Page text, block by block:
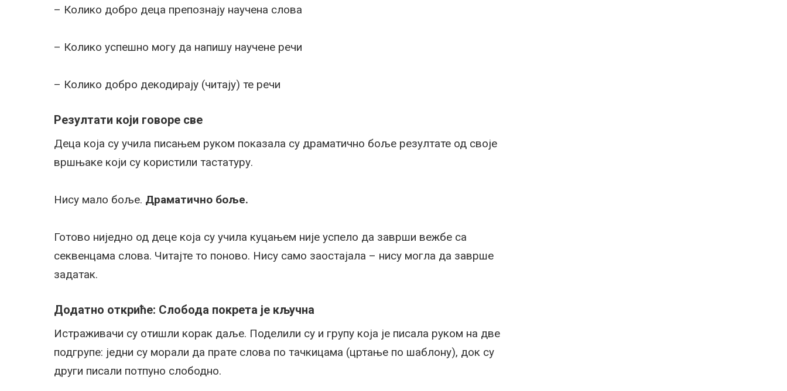
– Колико добро деца препознају научена слова
– Колико успешно могу да напишу научене речи
– Колико добро декодирају (читају) те речи
Резултати који говоре све
Деца која су учила писањем руком показала су драматично боље резултате од своје
вршњаке који су користили тастатуру.
Нису мало боље. Драматично боље.
Готово ниједно од деце која су учила куцањем није успело да заврши вежбе са
секвенцама слова. Читајте то поново. Нису само заостајала – нису могла да заврше
задатак.
Додатно откриће: Слобода покрета је кључна
Истраживачи су отишли корак даље. Поделили су и групу која је писала руком на две
подгрупе: једни су морали да прате слова по тачкицама (цртање по шаблону), док су
други писали потпуно слободно.